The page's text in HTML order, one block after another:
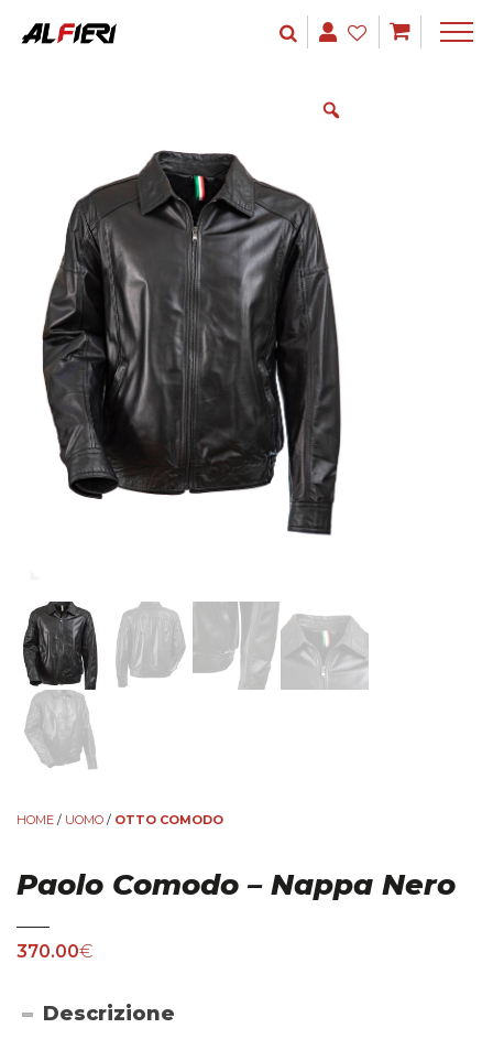
HOME / UOMO / OTTO COMODO
Paolo Comodo – Nappa Nero
370.00€
Descrizione